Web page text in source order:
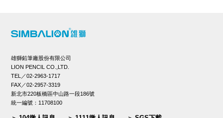
雄獅鉛筆廠股份有限公司
LION PENCIL CO.,LTD.
TEL／02-2963-1717
FAX／02-2957-3319
新北市220板橋區中山路一段186號
統一編號：11708100